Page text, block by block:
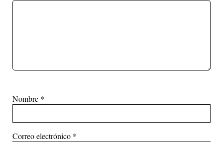
Nombre *
Correo electrónico *